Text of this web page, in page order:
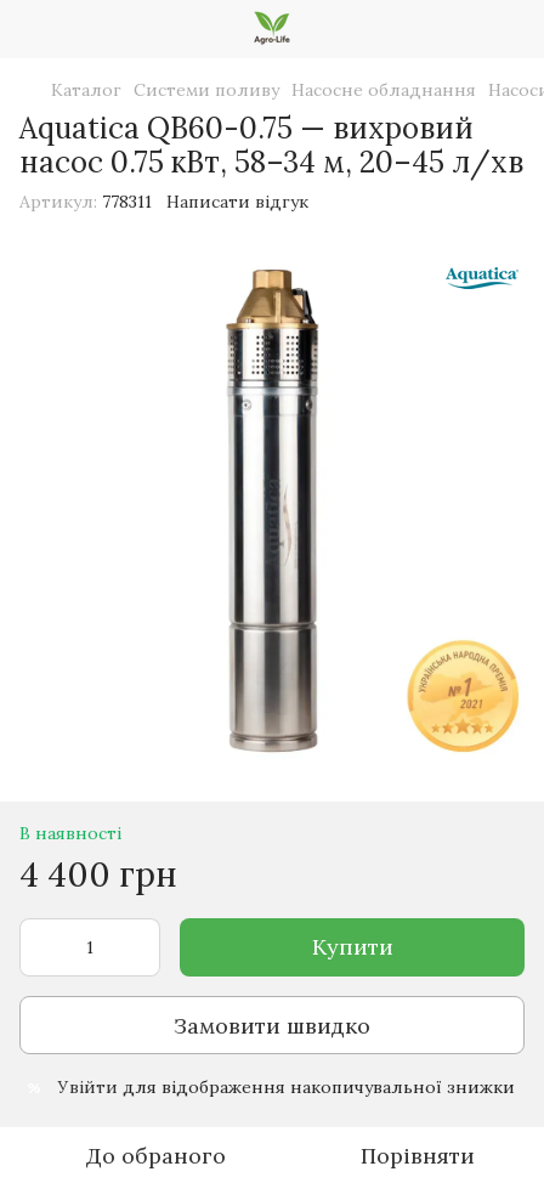
Каталог Системи поливу Насосне обладнання
Aquatica QB60-0.75 — вихровий
насос 0.75 кВт, 58–34 м, 20–45 л/хв
Артикул: 778311 Написати відгук
В наявності
4 400 грн
Купити
Замовити швидко
Увійти для відображення накопичувальної знижки
До обраного Порівняти